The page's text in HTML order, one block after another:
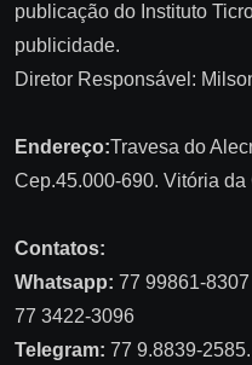
publicação do Instituto
publicidade.
Diretor Responsável:
Endereço:Travesa do
Cep.45.000-690. Vitória da
Contatos:
Whatsapp: 77 99861-8307
77 3422-3096
Telegram: 77 9.8839-2585.